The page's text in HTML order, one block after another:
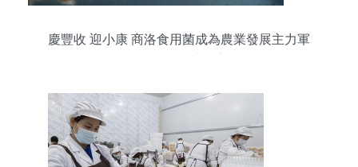
慶豐收 迎小康 商洛食用菌成為農業發展主力軍